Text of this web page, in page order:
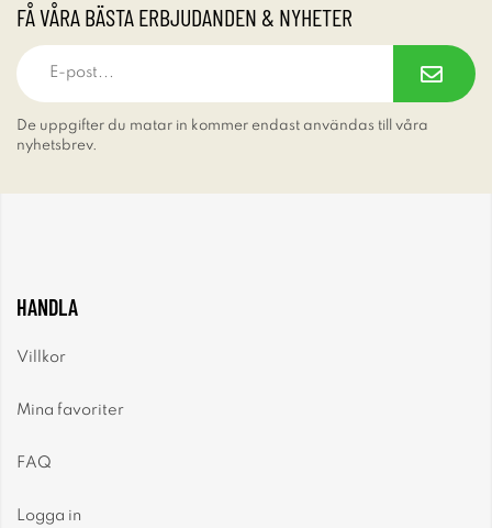
FÅ VÅRA BÄSTA ERBJUDANDEN & NYHETER
De uppgifter du matar in kommer endast användas till våra
nyhetsbrev.
HANDLA
Villkor
Mina favoriter
FAQ
Logga in